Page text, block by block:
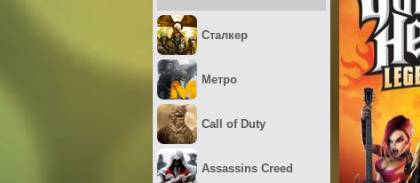
Сталкер
Метро
Call of Duty
Assassins Creed